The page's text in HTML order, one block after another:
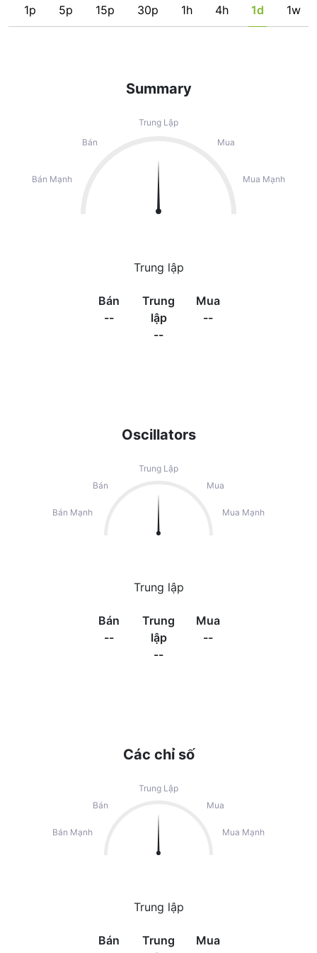
1p 5p 15p 30p 1h 4h 1d 1w
Oscillators
Trung Lập
Bán
Mua
Bán Mạnh Mua Mạnh
Trung lập
Bán
--
Trung
lập
--
Mua
--
Summary
Trung Lập
Bán
Mua
Bán Mạnh Mua Mạnh
Trung lập
Bán
--
Trung
lập
--
Mua
--
Các chỉ số
Trung Lập
Bán
Mua
Bán Mạnh Mua Mạnh
Trung lập
Bán
Trung
Mua